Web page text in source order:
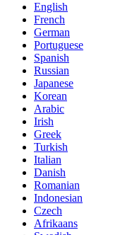
English
French
German
Portuguese
Spanish
Russian
Japanese
Korean
Arabic
Irish
Greek
Turkish
Italian
Danish
Romanian
Indonesian
Czech
Afrikaans